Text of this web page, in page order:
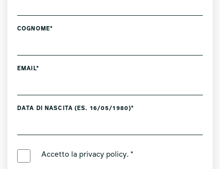
COGNOME*
EMAIL*
DATA DI NASCITA (ES. 16/05/1980)*
Accetto la privacy policy. *